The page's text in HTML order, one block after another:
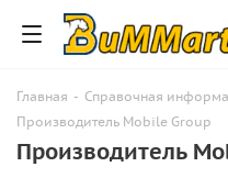
Главная - Справочная
Производитель Mobile Group
Производитель